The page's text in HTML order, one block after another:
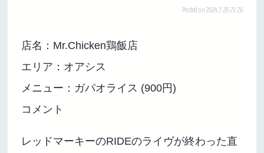
Posted on 2024.7.28 23:26
店名：Mr.Chicken鶏飯店
エリア：オアシス
メニュー：ガパオライス (900円)
コメント
レッドマーキーのRIDEのライヴが終わった直